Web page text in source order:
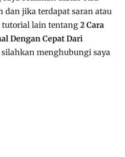
dan jika terdapat saran atau
tutorial lain tentang2 Cara
Dengan Cepat Dari
silahkan menghubungi saya